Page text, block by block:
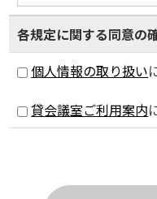
各規定に関する同意の
個人情報の取り扱い
貸会議室ご利用案内